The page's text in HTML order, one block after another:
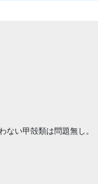
ない甲殻類は問題無し。